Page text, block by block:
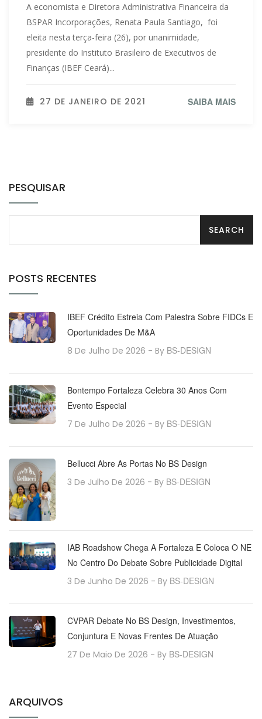
A economista e Diretora Administrativa Financeira da
BSPAR Incorporações, Renata Paula Santiago, foi
eleita nesta terça-feira (26), por unanimidade,
presidente do Instituto Brasileiro de Executivos de
Finanças (IBEF Ceará)...
27 DE JANEIRO DE 2021 SAIBA MAIS
PESQUISAR
POSTS RECENTES
IBEF Crédito Estreia Com Palestra Sobre FIDCs E
Oportunidades De M&A
8 De Julho De 2026 - By BS-DESIGN
Bontempo Fortaleza Celebra 30 Anos Com
Evento Especial
7 De Julho De 2026 - By BS-DESIGN
Bellucci Abre As Portas No BS Design
3 De Julho De 2026 - By BS-DESIGN
IAB Roadshow Chega A Fortaleza E Coloca O NE
No Centro Do Debate Sobre Publicidade Digital
3 De Junho De 2026 - By BS-DESIGN
CVPAR Debate No BS Design, Investimentos,
Conjuntura E Novas Frentes De Atuação
27 De Maio De 2026 - By BS-DESIGN
ARQUIVOS